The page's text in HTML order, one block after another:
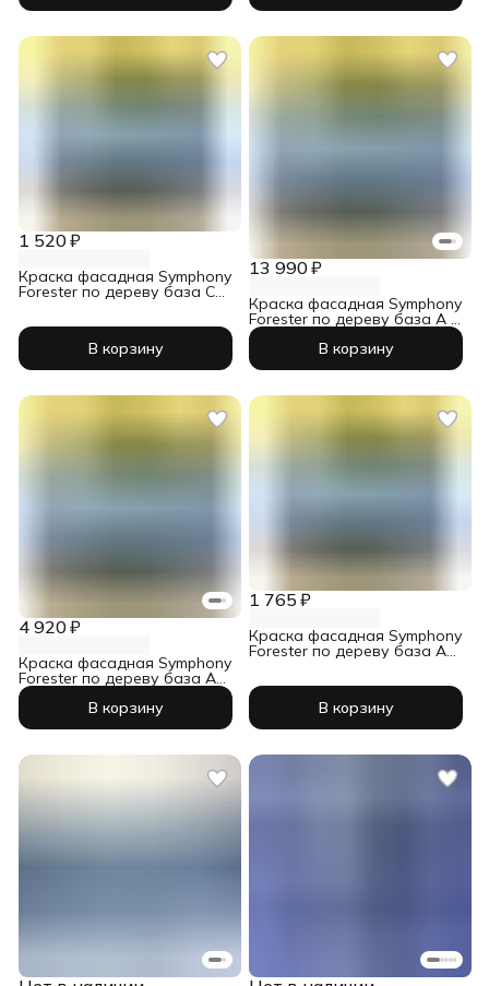
1 520 ₽
Краска фасадная Symphony
Forester по дереву база С
В корзину
13 990 ₽
Краска фасадная Symphony
Forester по дереву база А 9
л
В корзину
4 920 ₽
Краска фасадная Symphony
Forester по дереву база А
2,7 л
В корзину
1 765 ₽
Краска фасадная Symphony
Forester по дереву база А
В корзину